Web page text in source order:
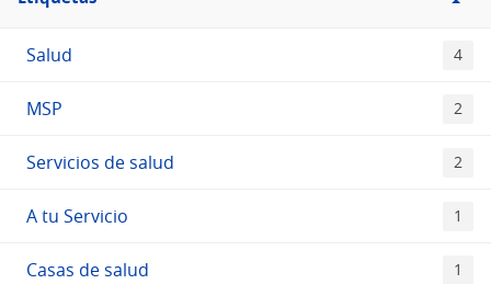
Etiquetas
Salud 4
MSP 2
Servicios de salud 2
A tu Servicio 1
Casas de salud 1